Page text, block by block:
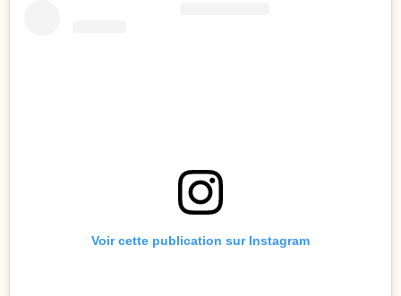
Voir cette publication sur Instagram